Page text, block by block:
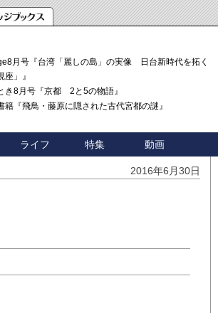
月号『台湾「麗しの島」の実像 日台新時代を拓く「3
座」』
き8月号『京都 2と5の物語』
籍『飛鳥・藤原に隠された古代宮都の謎』
ライフ 特集 動画
2016年6月30日